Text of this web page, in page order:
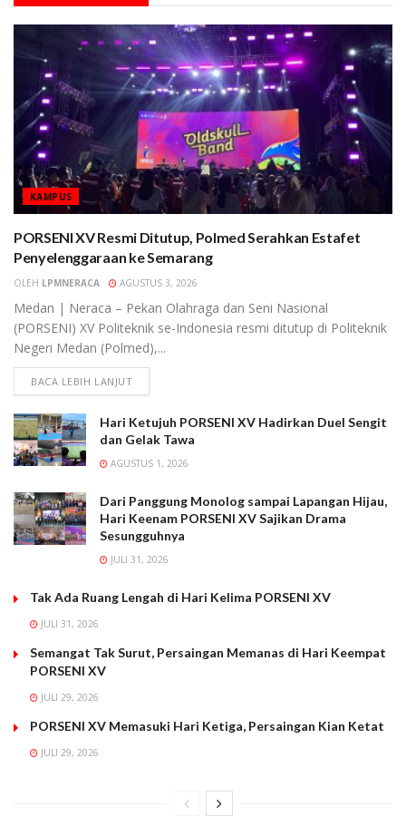
KAMPUS
PORSENI XV Resmi Ditutup, Polmed Serahkan Estafet
Penyelenggaraan ke Semarang
OLEH LPMNERACA AGUSTUS 3, 2026
Medan | Neraca – Pekan Olahraga dan Seni Nasional
(PORSENI) XV Politeknik se-Indonesia resmi ditutup di Politeknik
Negeri Medan (Polmed),...
BACA LEBIH LANJUT
Hari Ketujuh PORSENI XV Hadirkan Duel Sengit
dan Gelak Tawa
AGUSTUS 1, 2026
Dari Panggung Monolog sampai Lapangan Hijau,
Hari Keenam PORSENI XV Sajikan Drama
Sesungguhnya
JULI 31, 2026
Tak Ada Ruang Lengah di Hari Kelima PORSENI XV
JULI 31, 2026
Semangat Tak Surut, Persaingan Memanas di Hari Keempat
PORSENI XV
JULI 29, 2026
PORSENI XV Memasuki Hari Ketiga, Persaingan Kian Ketat
JULI 29, 2026